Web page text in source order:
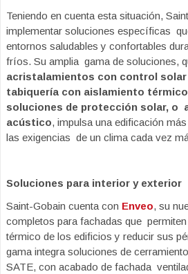
Teniendo en cuenta esta situación,
implementar soluciones específicas
entornos saludables y confortables
fríos. Su amplia gama de soluciones,
acristalamientos con control
tabiquería con aislamiento
soluciones de protección solar, o
acústico, impulsa una edificación
las exigencias de un clima cada vez
Soluciones para interior y exterior
Saint-Gobain cuenta con Enveo, su
completos para fachadas que
térmico de los edificios y reducir sus
gama integra soluciones de
SATE, con acabado de fachada